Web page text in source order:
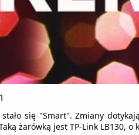
się "Smart". Zmiany
żarówką jest TP-Link LB130,